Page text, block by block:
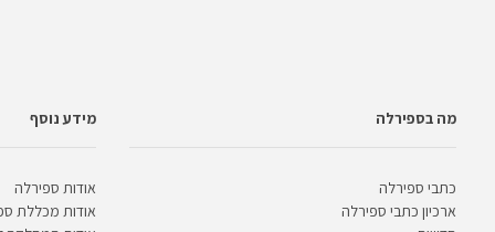
מידע נוסף
אודות ספירלה
אודות מכללת
מה בספירלה
כתבי ספירלה
ארכיון כתבי ספירלה